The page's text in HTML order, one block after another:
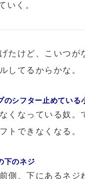
いく。
たけど、こいつが
してるからかな。
のシフター止めている
くなっている奴。
トできなくなる。
下のネジ
側、下にあるネジ